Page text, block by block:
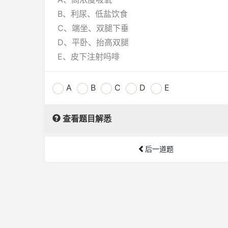
B、利尿、低盐饮食
C、端坐、双腿下垂
D、平卧、抬高双腿
E、皮下注射吗啡
A B C D E
查看题目解悉
后一道题